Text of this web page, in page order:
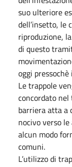
suo ulteriore
dell’insetto, le
riproduzione,
di questo
oggi
Le trappole
concordato
barriera atta a
nocivo verso
alcun modo
comuni.
L’utilizzo di